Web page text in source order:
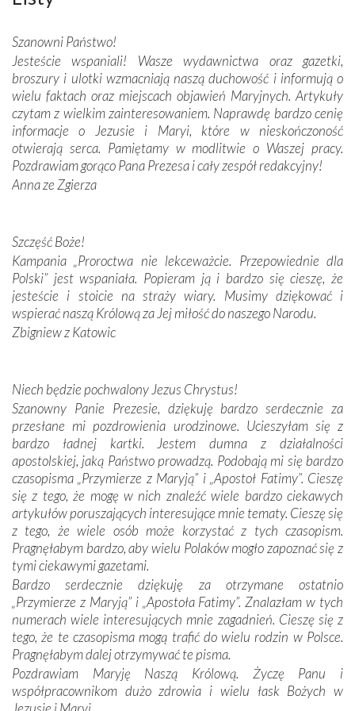
wspaniałe zdobienia, dbałość ich twórców o detale,
budowniczych.
Podążyliśmy też śladami fatimskich wizjonerów – Łucji
dos Santos oraz świętych Hiacynty i Franciszka Marto.
Modliliśmy się przy ich grobach. Odprawiliśmy Drogę
Krzyżową w ich rodzinnych stronach, odwiedziliśmy
domy, w których żyli.
W miejscu objawień Matki Bożej zapaliliśmy świece
Podczas tej kilkudniowej wyprawy na każdym kroku
spotykaliśmy się z serdeczną otwartością
Portugalczyków. Podziwialiśmy ich ludową sztukę i
zwyczaje. Mimo że nasze kraje są od siebie bardzo
oddalone, w żaden sposób nie czuliśmy się obco.
Sprawiła to oczywiście sama Matka Boża, ale też
kulturowa bliskość biorąca swój początek w naszej
mieliśmy okazję przekonać się, że Maryja swoją opieką
otacza nie tylko nasz naród, lecz wszystkie nacje, które
się Jej ufnie oddają, a także każdą osobę, która zawierza
Jej siebie oraz swych bliskich.
Dzieje Portugalii to również historia wierności Bogu i
odstępstw, także w życiu władców. Trudne momenty w
wymiarze tak osobistym, jak i zbiorowym, przypominają o
konieczności ciągłego zabiegania o własną duszę i o łaskę
Opatrzności. Wierność przynosi pomyślność –
przynajmniej w życiu duchowym. Odstępstwo owocuje
nieszczęściem i śmiercią. Te uniwersalne prawdy
przychodziły na myśl, gdy słuchaliśmy opowieści
przewodników o portugalskich monarchach i wodzach,
zwycięskich bitwach i nieszczęśliwych losach grzesznych
kochanków.
Byli tym razem pośród Apostołów Fatimy reprezentanci
Szanowni Państwo!
Jesteście wspaniali! Wasze wydawnictwa oraz gazetki,
broszury i ulotki wzmacniają naszą duchowość i informują o
wielu faktach oraz miejscach objawień Maryjnych. Artykuły
czytam z wielkim zainteresowaniem. Naprawdę bardzo cenię
informacje o Jezusie i Maryi, które w nieskończoność
otwierają serca. Pamiętamy w modlitwie o Waszej pracy.
Pozdrawiam gorąco Pana Prezesa i cały zespół redakcyjny!
Anna ze Zgierza
Szczęść Boże!
Kampania „Proroctwa nie lekceważcie. Przepowiednie dla
Polski” jest wspaniała. Popieram ją i bardzo się cieszę, że
jesteście i stoicie na straży wiary. Musimy dziękować i
wspierać naszą Królową za Jej miłość do naszego Narodu.
Zbigniew z Katowic
Niech będzie pochwalony Jezus Chrystus!
Szanowny Panie Prezesie, dziękuję bardzo serdecznie za
przesłane mi pozdrowienia urodzinowe. Ucieszyłam się z
bardzo ładnej kartki. Jestem dumna z działalności
apostolskiej, jaką Państwo prowadzą. Podobają mi się bardzo
czasopisma „Przymierze z Maryją” i „Apostoł Fatimy”. Cieszę
się z tego, że mogę w nich znaleźć wiele bardzo ciekawych
artykułów poruszających interesujące mnie tematy. Cieszę się
z tego, że wiele osób może korzystać z tych czasopism.
Pragnęłabym bardzo, aby wielu Polaków mogło zapoznać się z
tymi ciekawymi gazetami.
Bardzo serdecznie dziękuję za otrzymane ostatnio
„Przymierze z Maryją” i „Apostoła Fatimy”. Znalazłam w tych
numerach wiele interesujących mnie zagadnień. Cieszę się z
tego, że te czasopisma mogą trafić do wielu rodzin w Polsce.
Pragnęłabym dalej otrzymywać te pisma.
Pozdrawiam Maryję Naszą Królową. Życzę Panu i
współpracownikom dużo zdrowia i wielu łask Bożych w